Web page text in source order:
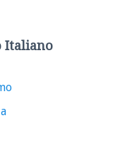
Italiano